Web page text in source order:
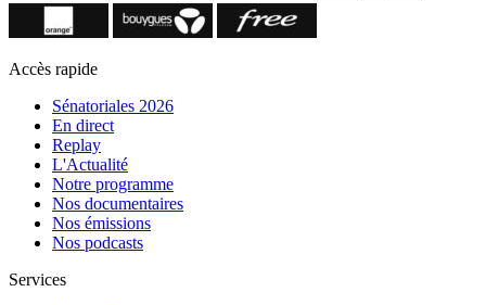
Accès rapide
Sénatoriales 2026
En direct
Replay
L'Actualité
Notre programme
Nos documentaires
Nos émissions
Nos podcasts
Services